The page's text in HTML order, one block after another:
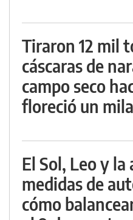
Tiraron 12 mil
cáscaras de
campo seco
floreció un
El Sol, Leo y
medidas de
cómo